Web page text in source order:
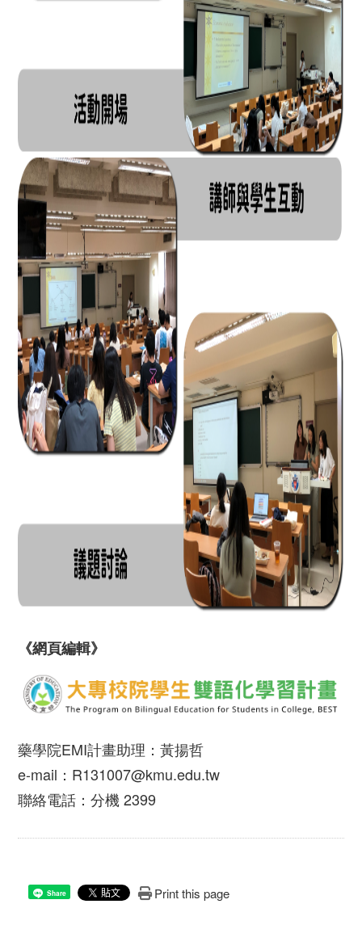
《網頁編輯》
藥學院EMI計畫助理：黃揚哲
e-mail：R131007@kmu.edu.tw
聯絡電話：分機 2399
Share Print this page